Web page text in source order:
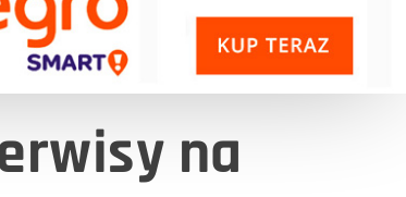
na